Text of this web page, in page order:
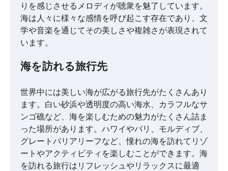
りを感じさせるメロディが聴衆を魅了しています。
海は人々に様々な感情を呼び起こす存在であり、文
学や音楽を通じてその美しさや複雑さが表現されて
います。
海を訪れる旅行先
世界中には美しい海が広がる旅行先がたくさんあり
ます。白い砂浜や透明度の高い海水、カラフルなサ
ンゴ礁など、海を楽しむための魅力がたくさん詰ま
った場所があります。ハワイやバリ、モルディブ、
グレートバリアリーフなど、憧れの海を訪れてリゾ
ートやアクティビティを楽しむことができます。海
を訪れる旅行はリフレッシュやリラックスに最適